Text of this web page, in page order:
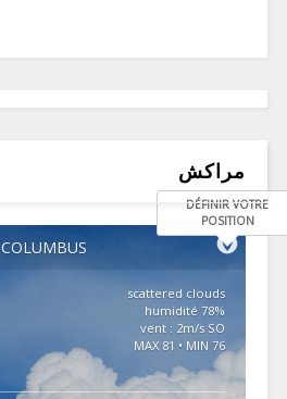
مراكش
COLUMBUS
DÉFINIR VOTRE
POSITION
scattered clouds
78% humidité
vent : 2m/s SO
MAX 81 • MIN 76